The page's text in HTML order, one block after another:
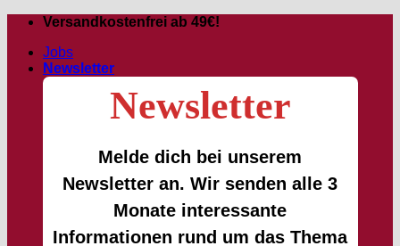
Zum
springen
Versandkostenfrei ab 49€!
Jobs
Newsletter
Newsletter
Melde dich bei unserem
Newsletter an. Wir senden alle 3
Monate interessante
Informationen rund um das Thema